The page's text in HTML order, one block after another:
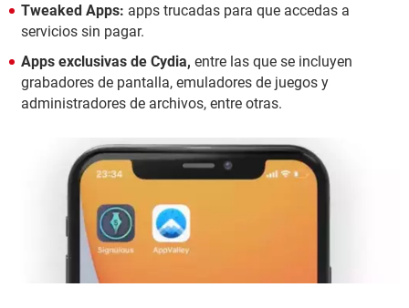
Tweaked Apps: apps trucadas para que accedas a
servicios sin pagar.
Apps exclusivas de Cydia, entre las que se incluyen
grabadores de pantalla, emuladores de juegos y
administradores de archivos, entre otras.